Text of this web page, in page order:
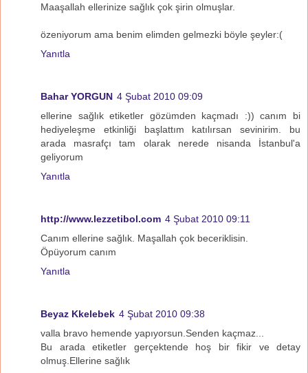
Maaşallah ellerinize sağlık çok şirin olmuşlar.
özeniyorum ama benim elimden gelmezki böyle şeyler:(
Yanıtla
Bahar YORGUN 4 Şubat 2010 09:09
ellerine sağlık etiketler gözümden kaçmadı :)) canım bi
hediyeleşme etkinliği başlattım katılırsan sevinirim. bu
arada masrafçı tam olarak nerede nisanda İstanbul'a
geliyorum
Yanıtla
http://www.lezzetibol.com 4 Şubat 2010 09:11
Canım ellerine sağlık. Maşallah çok beceriklisin.
Öpüyorum canım
Yanıtla
Beyaz Kkelebek 4 Şubat 2010 09:38
valla bravo hemende yapıyorsun.Senden kaçmaz...
Bu arada etiketler gerçektende hoş bir fikir ve detay
olmuş.Ellerine sağlık